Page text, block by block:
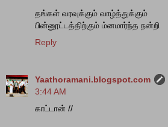
தங்கள் வரவுக்கும் வாழ்த்துக்கும்
பின்னூட்டத்திற்கும் ம்னமார்ந்த நன்றி
Reply
Yaathoramani.blogspot.com
3:44 AM
காட்டான் //